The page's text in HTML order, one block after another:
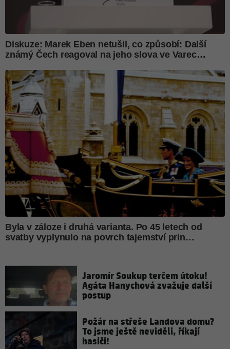
Jaromír Soukup terčem útoku!
Agáta Hanychová zvažuje další
postup
Požár na střeše Landova domu?
To jsme ještě neviděli, říkají
hasiči!